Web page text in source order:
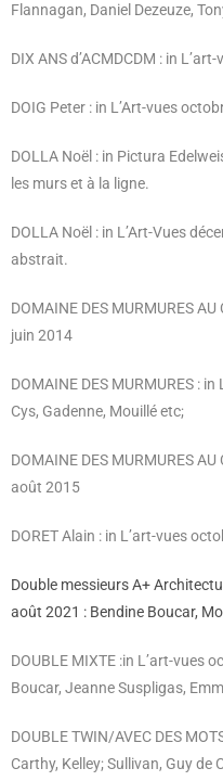
Flannagan, Daniel Dezeuze,
DIX ANS d’ACMDCDM : in
DOIG Peter : in L’Art-vues
DOLLA Noël : in Pictura
les murs et à la ligne.
DOLLA Noël : in L’Art-Vues
abstrait.
DOMAINE DES MURMURES AU
juin 2014
DOMAINE DES MURMURES :
Cys, Gadenne, Mouillé etc;
DOMAINE DES MURMURES AU
août 2015
DORET Alain : in L’art-vues
Double messieurs A+
août 2021 : Bendine Boucar,
DOUBLE MIXTE :in L’art-vues
Boucar, Jeanne Suspligas,
DOUBLE TWIN/AVEC DES
Carthy, Kelley; Sullivan, Guy de